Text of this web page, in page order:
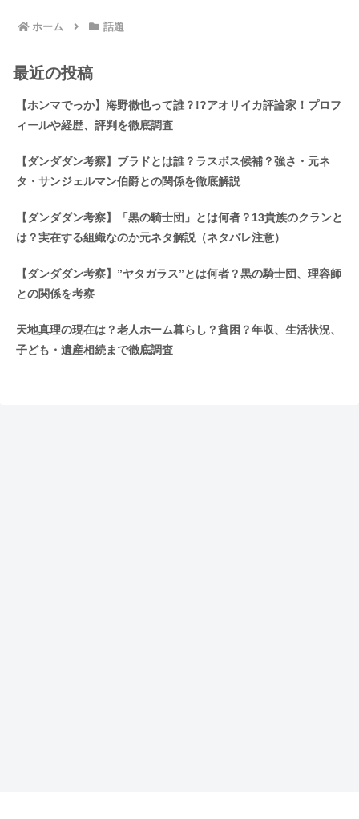
ホーム 話題
最近の投稿
【ホンマでっか】海野徹也って誰？!?アオリイカ評論家！プロフ
ィールや経歴、評判を徹底調査
【ダンダダン考察】ブラドとは誰？ラスボス候補？強さ・元ネ
タ・サンジェルマン伯爵との関係を徹底解説
【ダンダダン考察】「黒の騎士団」とは何者？13貴族のクランと
は？実在する組織なのか元ネタ解説（ネタバレ注意）
【ダンダダン考察】”ヤタガラス”とは何者？黒の騎士団、理容師
との関係を考察
天地真理の現在は？老人ホーム暮らし？貧困？年収、生活状況、
子ども・遺産相続まで徹底調査